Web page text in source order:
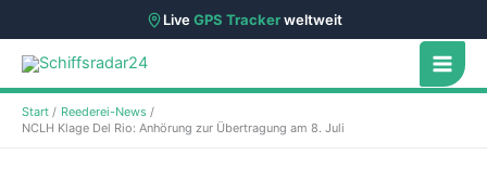
LiveGPS Trackerweltweit
Zum
Inhalt
springen
Start
Reederei-News
NCLH Klage Del Rio: Anhörung zur Übertragung am 8. Juli